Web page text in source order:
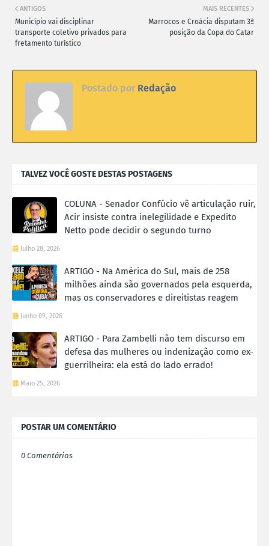
MAIS RECENTES
Marrocos e Croácia disputam 3ª
posição da Copa do Catar
ANTIGOS
Município vai disciplinar
transporte coletivo privados para
fretamento turístico
Postado por Redação
TALVEZ VOCÊ GOSTE DESTAS POSTAGENS
COLUNA - Senador Confúcio vê articulação ruir,
Acir insiste contra inelegilidade e Expedito
Netto pode decidir o segundo turno
Julho 28, 2026
ARTIGO - Na América do Sul, mais de 258
milhões ainda são governados pela esquerda,
mas os conservadores e direitistas reagem
Junho 09, 2026
ARTIGO - Para Zambelli não tem discurso em
defesa das mulheres ou indenização como ex-
guerrilheira: ela está do lado errado!
Maio 25, 2026
POSTAR UM COMENTÁRIO
0 Comentários